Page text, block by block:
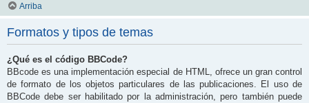
Arriba
Formatos y tipos de temas
¿Qué es el código BBCode?
BBcode es una implementación especial de HTML, ofrece un gran control
de formato de los objetos particulares de las publicaciones. El uso de
BBCode debe ser habilitado por la administración, pero también puede